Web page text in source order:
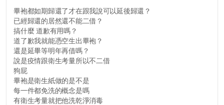
畢袍都如期歸還了才在跟我說可以延後歸還？
已經歸還的居然還不能二借？
搞什麼 道歉有用嗎？
道了歉我就能憑空生出畢袍？
還是延畢等明年再借嗎？
說是疫情跟衛生考量所以不二借
狗屁
畢袍是衛生紙做的是不是
每一件都免洗的概念是嗎
有衛生考量就把他洗乾淨消毒